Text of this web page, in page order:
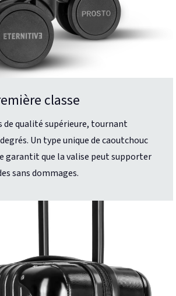
classe
de qualité supérieure, tournant
Un type unique de caoutchouc
garantit que la valise peut supporter
sans dommages.